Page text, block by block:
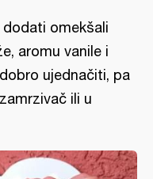
dodati omekšali
aromu vanile i
ujednačiti, pa
ili u